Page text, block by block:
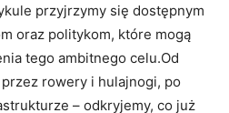
przyjrzymy się dostępnym
oraz politykom, które‍ mogą
tego ambitnego celu.Od
rowery‌ i hulajnogi, po
– odkryjemy, co już